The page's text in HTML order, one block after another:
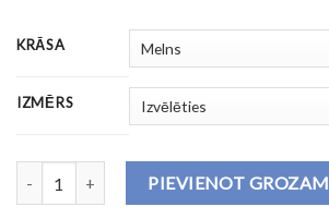
KRĀSA
IZMĒRS
Ziemas jaka URBAN V daudzumsPIEVIENOT GROZAM